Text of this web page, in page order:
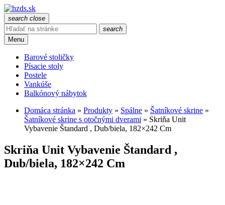
search close
search
Menu
Barové stoličky
Písacie stoly
Postele
Vankúše
Balkónový nábytok
Domáca stránka » Produkty » Spálne » Šatníkové skrine »
Šatníkové skrine s otočnými dverami » Skriňa Unit
Vybavenie Štandard , Dub/biela, 182×242 Cm
Skriňa Unit Vybavenie Štandard ,
Dub/biela, 182×242 Cm